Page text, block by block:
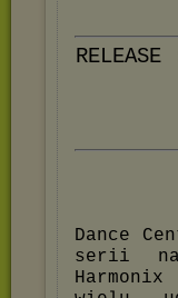
Dance
serii